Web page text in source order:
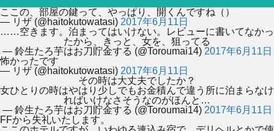
ここの、部屋の鍵って、やっぱり、開くんですね（）
— リザ (@haitokutowatasi) 2017年6月11日
……空きます。泊まってはいけない。レビューに書いてなかっ
たから、きっと、女を、狙ってる
— 鈴生たろ芋はお刀貯金する (@Toroumai14) 2017年6月11日
怖かったです
— リザ (@haitokutowatasi) 2017年6月11日
その時は大丈夫でしたか？
女ひとりの時はやはり少しでもお金積んで違う所に泊まらなけ
ればいけなさそうなのがほんと…
— 鈴生たろ芋はお刀貯金する (@Toroumai14) 2017年6月11日
FFから失礼いたします。